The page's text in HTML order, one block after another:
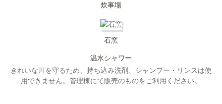
炊事場
石窯
温水シャワー
きれいな川を守るため、持ち込み洗剤、シャンプー・リンスは使
用できません。管理棟にて販売のものをご利用ください。